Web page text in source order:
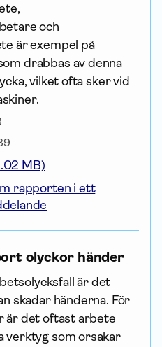
och
är exempel på
drabbas av denna
vilket ofta sker vid
MB)
rapporten i ett
olyckor händer
är det
skadar händerna. För
är det oftast arbete
verktyg som orsakar